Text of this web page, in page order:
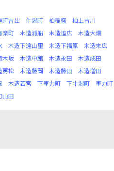
町吉出 牛潟町 柏稲盛
柏上古川
楽町 木造浦船 木造追広
木造大畑
木造下遠山里 木造下福原
木造末広
木坂 木造中館 木造永田
木造成田
房松 木造藤岡 木造藤田
木造増田
木造若宮 下車力町 下牛潟町
車力町
山田